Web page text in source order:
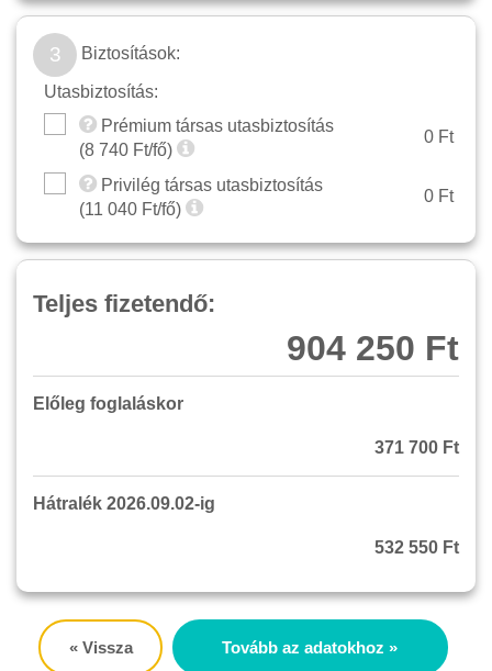
3 Biztosítások:
Utasbiztosítás:
Prémium társas utasbiztosítás
(8 740 Ft/fő)
0 Ft
Privilég társas utasbiztosítás
(11 040 Ft/fő)
0 Ft
Teljes fizetendő:
904 250 Ft
Előleg foglaláskor
371 700 Ft
Hátralék 2026.09.02-ig
532 550 Ft
« Vissza Tovább az adatokhoz »